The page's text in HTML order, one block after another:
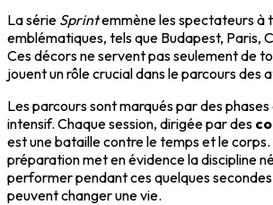
La série Sprintemmène les spectateurs à
emblématiques, tels que Budapest, Paris,
Ces décors ne servent pas seulement de
jouent un rôle crucial dans le parcours des
Les parcours sont marqués par des
intensif. Chaque session, dirigée par des
est une bataille contre le temps et le corps.
préparation met en évidence la discipline
performer pendant ces quelques
peuvent changer une vie.